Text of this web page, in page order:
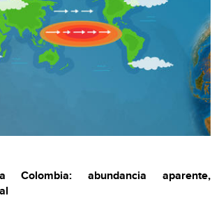
abundancia aparente,